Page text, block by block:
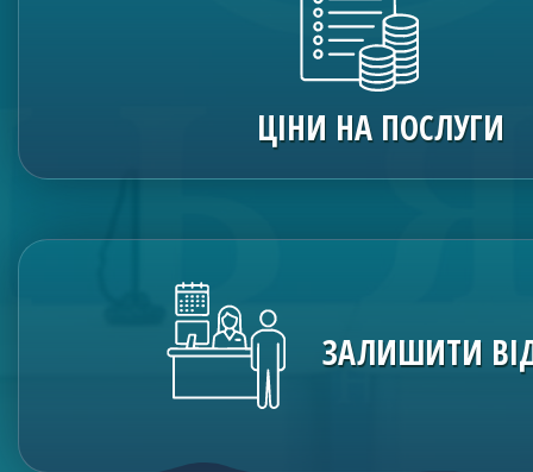
ЦІНИ НА ПОСЛУГИ
ЗАЛИШИТИ